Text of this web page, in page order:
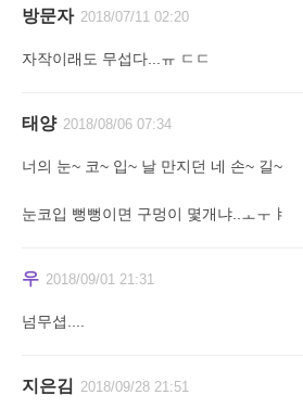
방문자 2018/07/11 02:20
자작이래도 무섭다...ㅠ ㄷㄷ
태양 2018/08/06 07:34
너의 눈~ 코~ 입~ 날 만지던 네 손~ 길~
눈코입 뻥뻥이면 구멍이 몇개냐..ㅗㅜㅑ
우 2018/09/01 21:31
넘무셥....
지은김 2018/09/28 21:51